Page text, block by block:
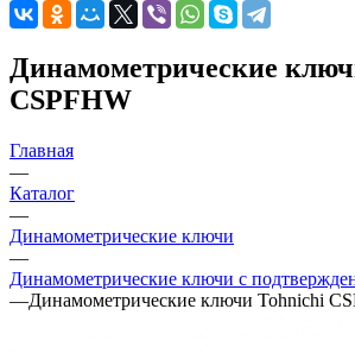
Динамометрические
CSPFHW
Главная
—
Каталог
—
Динамометрические ключи
—
Динамометрические ключи с
—Динамометрические ключи Tohnichi